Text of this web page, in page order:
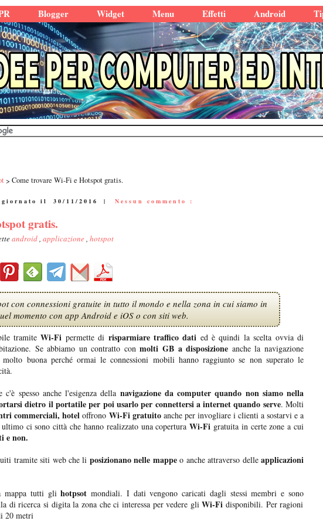
Blogger Widget Menu Effetti Android
Come trovare Wi-Fi e Hotspot gratis.
il 30/11/2016 | Nessun commento :
gratis.
android, applicazione, hotspot
con connessioni gratuite in tutto il mondo e nella zona in cui siamo in
momento con app Android e iOS o con siti web.
tramiteWi-Fi permette di risparmiare traffico dati ed è quindi la scelta ovvia di
Se abbiamo un contratto conmolti GB a disposizione anche la navigazione
molto buona perché ormai le connessioni mobili hanno raggiunto se non superato le
spesso anche l'esigenza della navigazione da computer quando non siamo nella
dietro il portatile per poi usarlo per connettersi a internet quando serve. Molti
commerciali, hotel offrono Wi-Fi gratuitoanche per invogliare i clienti a sostarvi e a
ci sono città che hanno realizzato una coperturaWi-Fi gratuita in certe zone a cui
e non.
tramite siti web che li posizionano nelle mappeo anche attraverso delleapplicazioni
mappa tutti glihotpsot mondiali. I dati vengono caricati dagli stessi membri e sono
di ricerca si digita la zona che ci interessa per vedere gliWi-Fi disponibili. Per ragioni
20 metri